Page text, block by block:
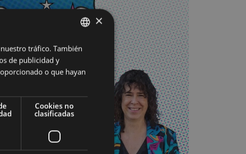
BASQUE
×
tráfico. También
de publicidad y
o que hayan
Cookies no
clasificadas